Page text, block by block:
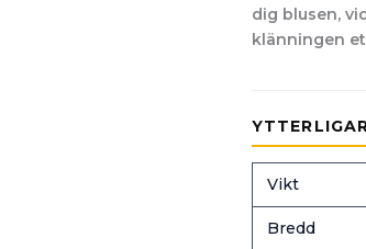
dig blusen,
klänningen
Vikt
Bredd